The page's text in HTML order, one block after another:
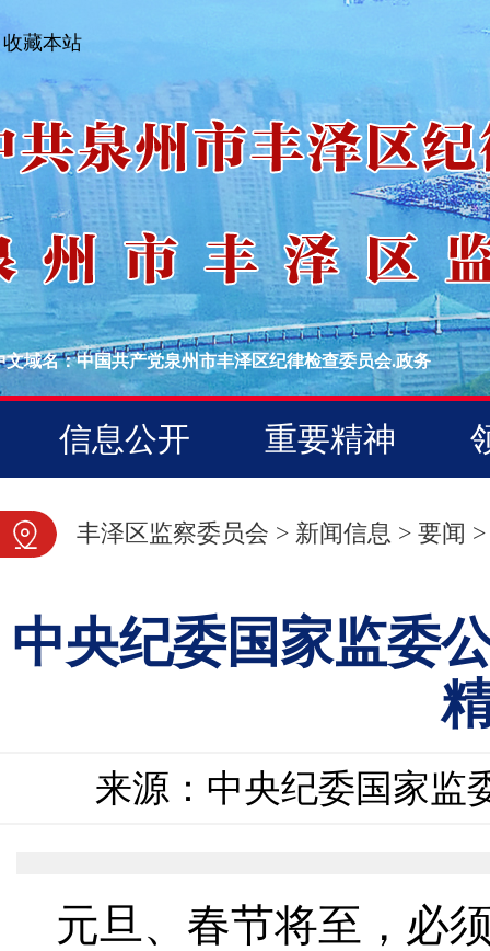
收藏本站
文域名：中国共产党泉州市丰泽区纪律检查委员会.政务
信息公开 重要精神
图片新闻
丰泽区监察委员会 > 新闻信息 > 要闻 >
中央纪委国家监委
来源：中央纪委国家监
元旦、春节将至，必